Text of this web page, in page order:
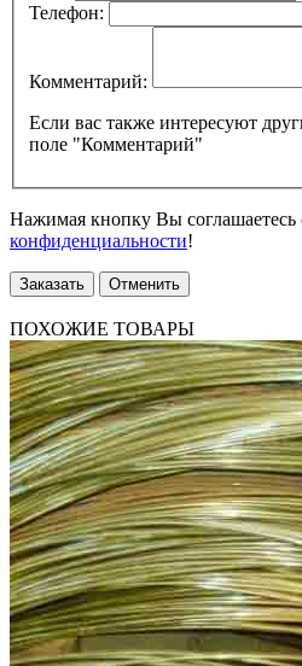
Телефон:
Комментарий:
Если вас также интересуют
поле "Комментарий"
Нажимая кнопку Вы соглашаетесь
конфиденциальности!
Заказать Отменить
ПОХОЖИЕ ТОВАРЫ